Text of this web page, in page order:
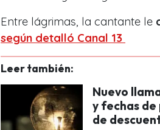
Entre lágrimas, la cantante le
según detalló Canal 13
Leer también:
Nuevo
y fechas
de